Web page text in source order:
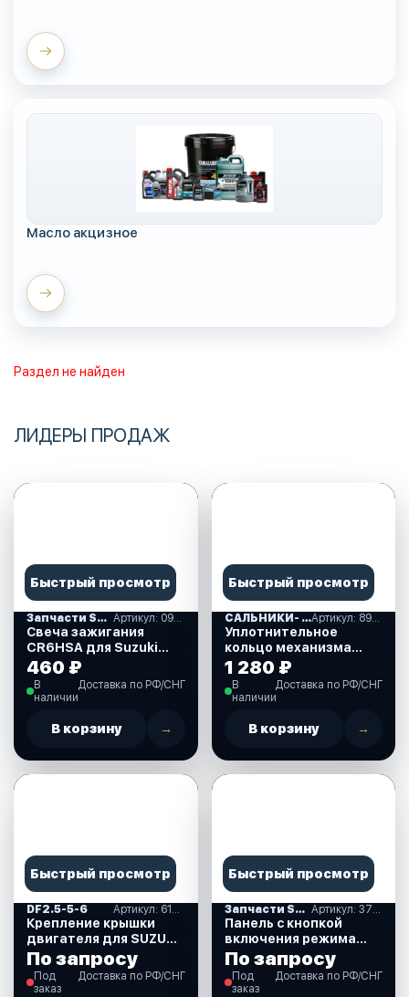
Масло акцизное
Раздел не найден
ЛИДЕРЫ ПРОДАЖ
Быстрый просмотр
Запчасти SUZUKI Артикул: 09482-00406-000
Свеча зажигания
CR6HSA для Suzuki
DF2.5 л.с. (09482-
00406-000)
460 ₽
В
наличии
Доставка по РФ/СНГ
В корзину →
Быстрый просмотр
САЛЬНИКИ- ПРОКЛАДКИ "MERCURY" (16) Артикул: 893917A01
Уплотнительное
кольцо механизма
ручного подъема для
Mercury 30-40 л.с.
(893917A01)
1 280 ₽
В
наличии
Доставка по РФ/СНГ
В корзину →
Быстрый просмотр
DF2.5-5-6 Артикул: 61611-97J01-000
Крепление крышки
двигателя для SUZUKI
DF2.5 л.с. (61611-
97J01-000)
По запросу
Под
заказ
Доставка по РФ/СНГ
Быстрый просмотр
Запчасти SUZUKI Артикул: 37860-87L00-000
Панель с кнопкой
включения режима
Troll (троллинг) для
Suzuki DF40-350 л.с.
(37860-87L00-000)
По запросу
Под
заказ
Доставка по РФ/СНГ